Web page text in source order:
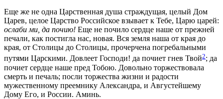
Еще же не одна Царственная душа страждущая, целый Дом
Царев, целое Царство Российское взывает к Тебе, Царю царей:
ослаби ми, да почию! Еще не почило сердце наше от прежней
печали, как постигла нас, новая. Вся земля наша от края до
края, от Столицы до Столицы, прочерчена погребальными
путями Царскими. Довлеет Господи! да почиет гнев Твой2; да
почиет сердце наше пред Тобою. Довольно торжествовала
смерть и печаль; посли торжества жизни и радости
мужественному преемнику Александра, и Августейшему
Дому Его, и России. Аминь.